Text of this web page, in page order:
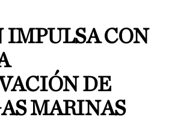
IMPULSA CON
DE
MARINAS